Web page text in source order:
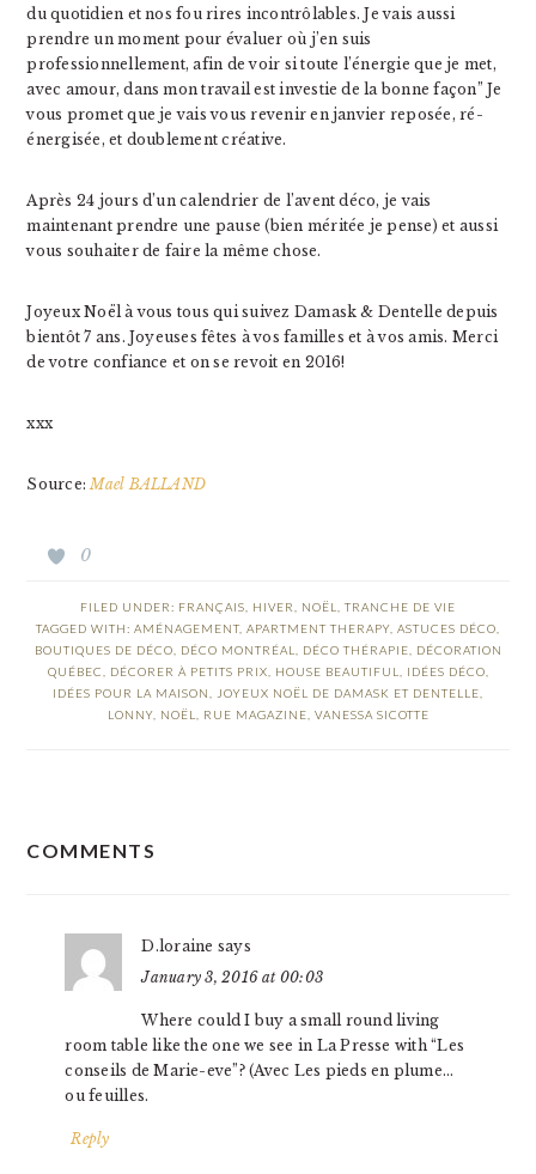
du quotidien et nos fou rires incontrôlables. Je vais aussi
prendre un moment pour évaluer où j’en suis
professionnellement, afin de voir si toute l’énergie que je met,
avec amour, dans mon travail est investie de la bonne façon” Je
vous promet que je vais vous revenir en janvier reposée, ré-
énergisée, et doublement créative.
Après 24 jours d’un calendrier de l’avent déco, je vais
maintenant prendre une pause (bien méritée je pense) et aussi
vous souhaiter de faire la même chose.
Joyeux Noël à vous tous qui suivez Damask & Dentelle depuis
bientôt 7 ans. Joyeuses fêtes à vos familles et à vos amis. Merci
de votre confiance et on se revoit en 2016!
xxx
Source:Mael BALLAND
0
FILED UNDER: FRANÇAIS HIVER NOËL ,TRANCHE DE VIE
TAGGED WITH: AMÉNAGEMENT, APARTMENT THERAPY ASTUCES DÉCO
BOUTIQUES DE DÉCO
DÉCO MONTRÉAL DÉCO THÉRAPIE
DÉCORATION
QUÉBEC
DÉCORER À PETITS PRIX HOUSE BEAUTIFUL IDÉES DÉCO
IDÉES POUR LA MAISON
JOYEUX NOËL DE DAMASK ET DENTELLE
LONNY, NOËL RUE MAGAZINE VANESSA SICOTTE
INTERACTIONS
COMMENTS
D.loraine says
January 3, 2016 at 00:03
Where could I buy a small round living
room table like the one we see in La Presse with “Les
conseils de Marie-eve”? (Avec Les pieds en plume…
ou feuilles.
Reply